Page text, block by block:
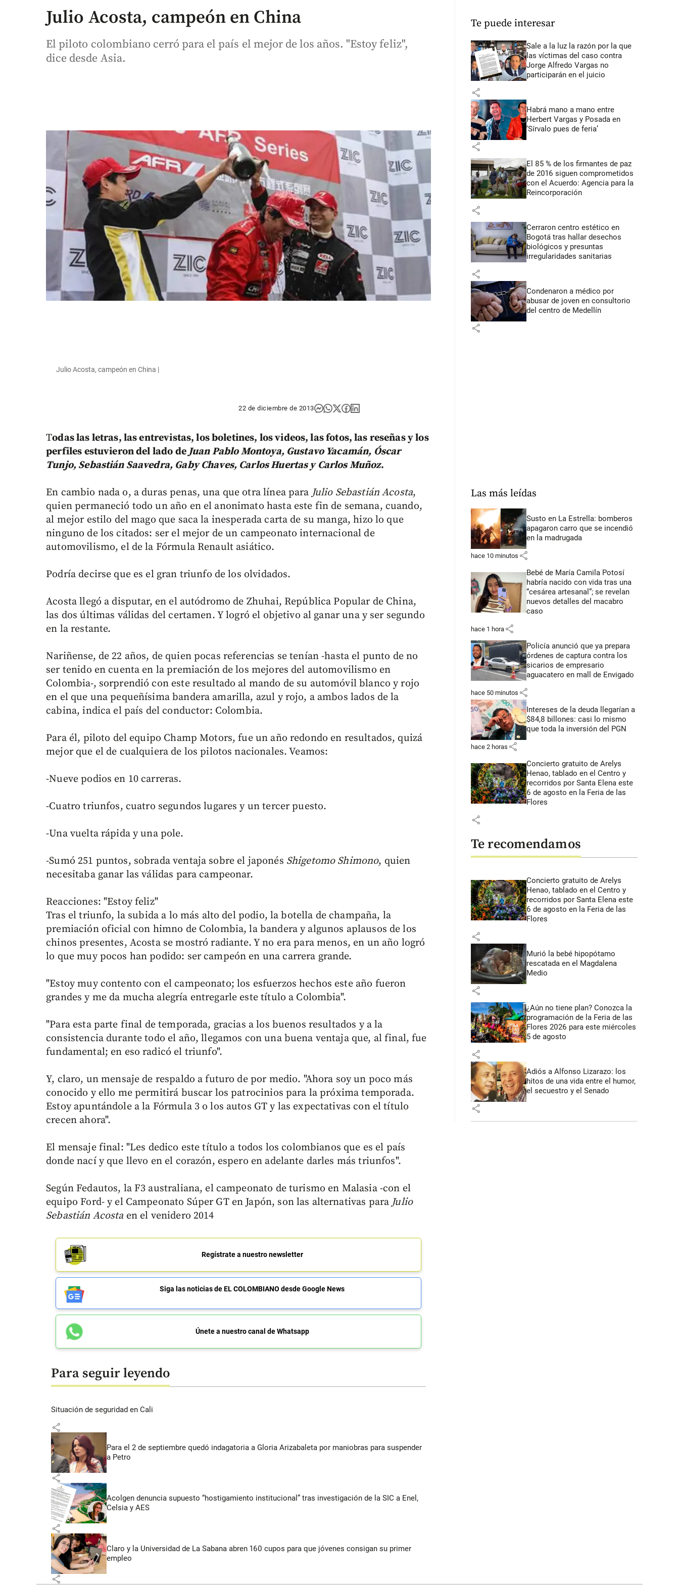
Julio Acosta, campeón en China
El piloto colombiano cerró para el país el mejor de los años. "Estoy feliz",
dice desde Asia.
Julio Acosta, campeón en China |
22 de diciembre de 2013
Todas las letras, las entrevistas, los boletines, los videos, las fotos, las reseñas y los
perfiles estuvieron del lado deJuan Pablo Montoya, Gustavo Yacamán, Óscar
Tunjo, Sebastián Saavedra, Gaby Chaves, Carlos Huertas y Carlos Muñoz.
En cambio nada o, a duras penas, una que otra línea paraJulio Sebastián Acosta,
quien permaneció todo un año en el anonimato hasta este fin de semana, cuando,
al mejor estilo del mago que saca la inesperada carta de su manga, hizo lo que
ninguno de los citados: ser el mejor de un campeonato internacional de
automovilismo, el de la Fórmula Renault asiático.
Podría decirse que es el gran triunfo de los olvidados.
Acosta llegó a disputar, en el autódromo de Zhuhai, República Popular de China,
las dos últimas válidas del certamen. Y logró el objetivo al ganar una y ser segundo
en la restante.
Nariñense, de 22 años, de quien pocas referencias se tenían -hasta el punto de no
ser tenido en cuenta en la premiación de los mejores del automovilismo en
Colombia-, sorprendió con este resultado al mando de su automóvil blanco y rojo
en el que una pequeñísima bandera amarilla, azul y rojo, a ambos lados de la
cabina, indica el país del conductor: Colombia.
Para él, piloto del equipo Champ Motors, fue un año redondo en resultados, quizá
mejor que el de cualquiera de los pilotos nacionales. Veamos:
-Nueve podios en 10 carreras.
-Cuatro triunfos, cuatro segundos lugares y un tercer puesto.
-Una vuelta rápida y una pole.
-Sumó 251 puntos, sobrada ventaja sobre el japonés Shigetomo Shimono, quien
necesitaba ganar las válidas para campeonar.
Reacciones: "Estoy feliz"
Tras el triunfo, la subida a lo más alto del podio, la botella de champaña, la
premiación oficial con himno de Colombia, la bandera y algunos aplausos de los
chinos presentes, Acosta se mostró radiante. Y no era para menos, en un año logró
lo que muy pocos han podido: ser campeón en una carrera grande.
"Estoy muy contento con el campeonato; los esfuerzos hechos este año fueron
grandes y me da mucha alegría entregarle este título a Colombia".
"Para esta parte final de temporada, gracias a los buenos resultados y a la
consistencia durante todo el año, llegamos con una buena ventaja que, al final, fue
fundamental; en eso radicó el triunfo".
Y, claro, un mensaje de respaldo a futuro de por medio. "Ahora soy un poco más
conocido y ello me permitirá buscar los patrocinios para la próxima temporada.
Estoy apuntándole a la Fórmula 3 o los autos GT y las expectativas con el título
crecen ahora".
El mensaje final: "Les dedico este título a todos los colombianos que es el país
donde nací y que llevo en el corazón, espero en adelante darles más triunfos".
Según Fedautos, la F3 australiana, el campeonato de turismo en Malasia -con el
equipo Ford- y el Campeonato Súper GT en Japón, son las alternativas paraJulio
Sebastián Acosta en el venidero 2014
Regístrate a nuestro newsletter
Siga las noticias de EL COLOMBIANO desde Google News
Únete a nuestro canal de Whatsapp
Para seguir leyendo
Situación de seguridad en Cali
share
Para el 2 de septiembre quedó indagatoria a Gloria Arizabaleta por maniobras para suspender
a Petro
share
Acolgen denuncia supuesto “hostigamiento institucional” tras investigación de la SIC a Enel,
Celsia y AES
share
Claro y la Universidad de La Sabana abren 160 cupos para que jóvenes consigan su primer
empleo
share
Te puede interesar
Sale a la luz la razón por la que
las víctimas del caso contra
Jorge Alfredo Vargas no
participarán en el juicio
share
Habrá mano a mano entre
Herbert Vargas y Posada en
‘Sírvalo pues de feria’
share
El 85 % de los firmantes de paz
de 2016 siguen comprometidos
con el Acuerdo: Agencia para la
Reincorporación
share
Cerraron centro estético en
Bogotá tras hallar desechos
biológicos y presuntas
irregularidades sanitarias
share
Condenaron a médico por
abusar de joven en consultorio
del centro de Medellín
share
Las más leídas
Susto en La Estrella: bomberos
apagaron carro que se incendió
en la madrugada
hace 10 minutos share
Bebé de María Camila Potosí
habría nacido con vida tras una
“cesárea artesanal”; se revelan
nuevos detalles del macabro
caso
hace 1 hora share
Policía anunció que ya prepara
órdenes de captura contra los
sicarios de empresario
aguacatero en mall de Envigado
hace 50 minutos share
Intereses de la deuda llegarían a
$84,8 billones: casi lo mismo
que toda la inversión del PGN
hace 2 horas share
Concierto gratuito de Arelys
Henao, tablado en el Centro y
recorridos por Santa Elena este
6 de agosto en la Feria de las
Flores
share
Te recomendamos
Concierto gratuito de Arelys
Henao, tablado en el Centro y
recorridos por Santa Elena este
6 de agosto en la Feria de las
Flores
share
Murió la bebé hipopótamo
rescatada en el Magdalena
Medio
share
¿Aún no tiene plan? Conozca la
programación de la Feria de las
Flores 2026 para este miércoles
5 de agosto
share
Adiós a Alfonso Lizarazo: los
hitos de una vida entre el humor,
el secuestro y el Senado
share